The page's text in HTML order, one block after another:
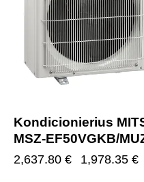
Kondicionierius
MSZ-EF50VGKB/
2,637.80 € 1,978.35 €